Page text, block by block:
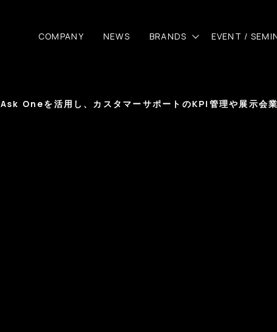
COMPANY NEWS BRANDS EVENT /
Ask Oneを活用し、カスタマーサポートのKPI管理や展示会